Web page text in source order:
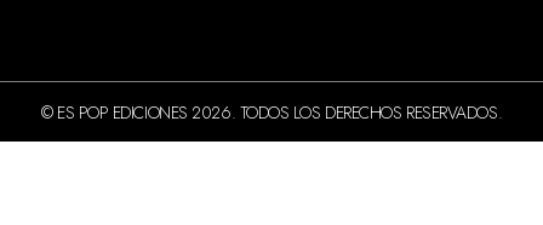
© ES POP EDICIONES 2026. TODOS LOS DERECHOS RESERVADOS.